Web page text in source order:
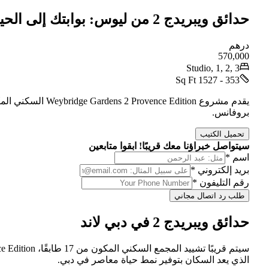
حدائق ويبريدج 2 من ليوس: بوابتك إلى الحياة العصرية في دبي لاند
درهم
570,000
Studio, 1, 2, 3
353 - 1527 Sq Ft
بروفانس.
تحميل الكتيب
سيتواصل خبراؤنا معك قريبًا! ابقوا متابعين
اسم *
بريد إلكتروني *
رقم التليفون *
طلب رد اتصال مجاني
حدائق ويبريدج 2 في دبي لاند
الذي يعد السكان بتوفير نمط حياة معاصر في دبي.